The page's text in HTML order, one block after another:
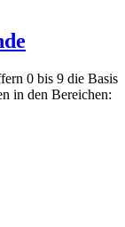
0 bis 9 die Basis
in den Bereichen: